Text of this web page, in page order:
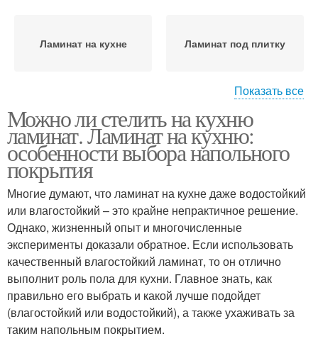
Ламинат на кухне Ламинат под плитку
Класс на кухню
гарнитур
Стен на кухне
Показать все
Можно ли стелить на кухню
ламинат. Ламинат на кухню:
особенности выбора напольного
покрытия
Многие думают, что ламинат на кухне даже водостойкий
или влагостойкий – это крайне непрактичное решение.
Однако, жизненный опыт и многочисленные
эксперименты доказали обратное. Если использовать
качественный влагостойкий ламинат, то он отлично
выполнит роль пола для кухни. Главное знать, как
правильно его выбрать и какой лучше подойдет
(влагостойкий или водостойкий), а также ухаживать за
таким напольным покрытием.